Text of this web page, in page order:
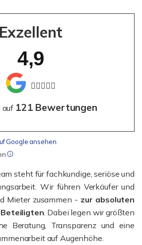
4,9
Exzellent
auf 121 Bewertungen
Google ansehen
steht für fachkundige, seriöse und
Wir führen Verkäufer und
Mieter zusammen - zur absoluten
. Dabei legen wir größten
Beratung, Transparenz und eine
auf Augenhöhe.